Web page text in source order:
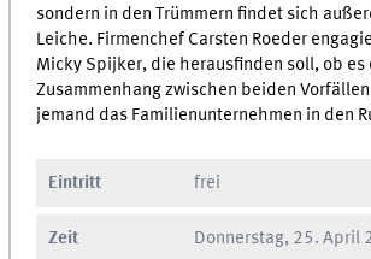
sondern in den Trümmern findet sich
Leiche. Firmenchef Carsten Roeder
Micky Spijker, die herausfinden soll, ob es
Zusammenhang zwischen beiden
jemand das Familienunternehmen in den
Eintritt frei
Zeit Donnerstag, 25. April